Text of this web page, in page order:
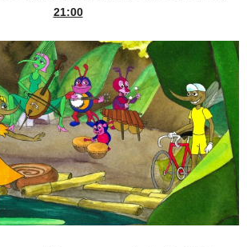
21:00